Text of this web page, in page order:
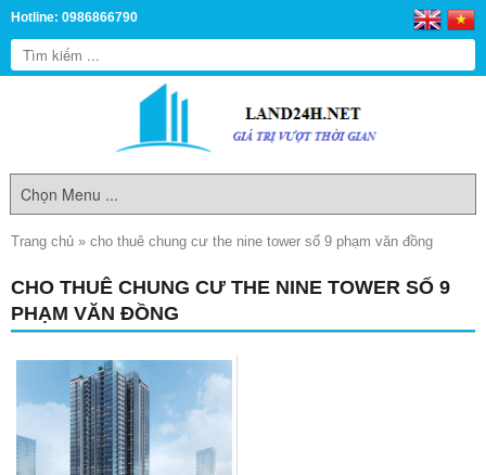
Hotline: 0986866790
Trang chủ » cho thuê chung cư the nine tower số 9 phạm văn đồng
CHO THUÊ CHUNG CƯ THE NINE TOWER SỐ 9
PHẠM VĂN ĐỒNG